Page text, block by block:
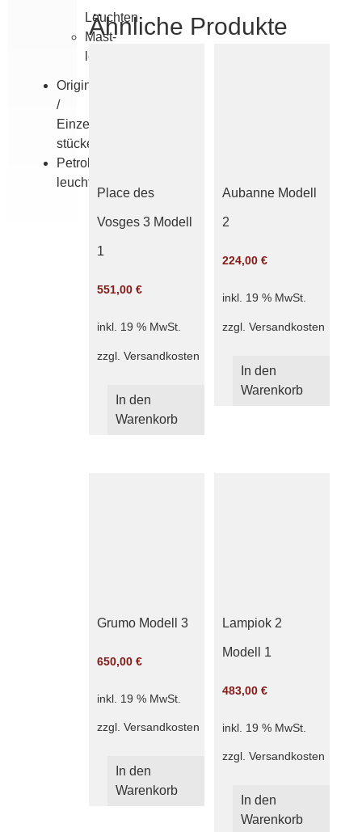
Leuchten
Mast­
leuchten
Originale
/
Einzel­
stücke
Petroleum­
leuchten
Ähnliche Produkte
Place des
Vosges 3 Modell
1
551,00 €
inkl. 19 % MwSt.
zzgl. Versandkosten
In den
Warenkorb
Aubanne Modell
2
224,00 €
inkl. 19 % MwSt.
zzgl. Versandkosten
In den
Warenkorb
Grumo Modell 3
650,00 €
inkl. 19 % MwSt.
zzgl. Versandkosten
In den
Warenkorb
Lampiok 2
Modell 1
483,00 €
inkl. 19 % MwSt.
zzgl. Versandkosten
In den
Warenkorb